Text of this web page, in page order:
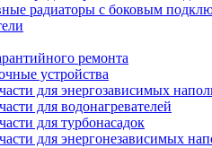
радиаторы с боковым
ремонта
устройства
для энергозависимых
для водонагревателей
для турбонасадок
для энергонезависимых